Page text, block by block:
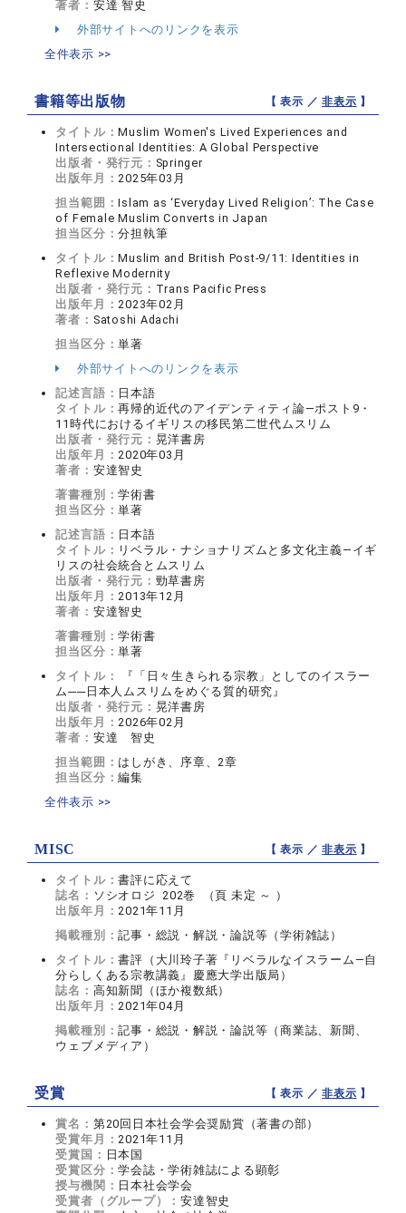
著者： 安達 智史
外部サイトへのリンクを表示
全件表示 >>
書籍等出版物 【 表示 ／非表示 】
タイトル：Muslim Women's Lived Experiences and
Intersectional Identities: A Global Perspective
出版者・発行元： Springer
出版年月：2025年03月
担当範囲：Islam as ‘Everyday Lived Religion’: The Case
of Female Muslim Converts in Japan
担当区分：分担執筆
タイトル：Muslim and British Post-9/11: Identities in
Reflexive Modernity
出版者・発行元： Trans Pacific Press
出版年月：2023年02月
著者： Satoshi Adachi
担当区分：単著
外部サイトへのリンクを表示
記述言語： 日本語
タイトル：再帰的近代のアイデンティティ論―ポスト9・
11時代におけるイギリスの移民第二世代ムスリム
出版者・発行元： 晃洋書房
出版年月：2020年03月
著者： 安達智史
著書種別：学術書
担当区分：単著
記述言語： 日本語
タイトル： リベラル・ナショナリズムと多文化主義―イギ
リスの社会統合とムスリム
出版者・発行元： 勁草書房
出版年月：2013年12月
著者： 安達智史
著書種別：学術書
担当区分：単著
タイトル：
『「日々生きられる宗教」としてのイスラー
ム──日本人ムスリムをめぐる質的研究』
出版者・発行元： 晃洋書房
出版年月：2026年02月
著者： 安達 智史
担当範囲： はしがき、序章、2章
担当区分：編集
全件表示 >>
MISC 【 表示 ／非表示 】
タイトル：書評に応えて
誌名： ソシオロジ 202巻 （頁 未定 ～ ）
出版年月：2021年11月
掲載種別：記事・総説・解説・論説等（学術雑誌）
タイトル：書評（大川玲子著『リベラルなイスラーム―自
分らしくある宗教講義』慶應大学出版局）
誌名： 高知新聞（ほか複数紙）
出版年月：2021年04月
掲載種別：記事・総説・解説・論説等（商業誌、新聞、
ウェブメディア）
受賞 【 表示 ／非表示 】
賞名： 第20回日本社会学会奨励賞（著書の部）
受賞年月：2021年11月
受賞国： 日本国
受賞区分：学会誌・学術雑誌による顕彰
授与機関： 日本社会学会
受賞者（グループ）：安達智史